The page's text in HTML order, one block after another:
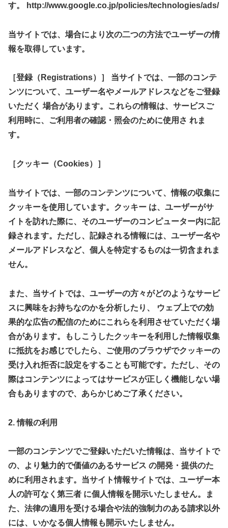
す。 http://www.google.co.jp/policies/technologies/ads/
当サイトでは、場合により次の二つの方法でユーザーの情
報を取得しています。
［登録（Registrations）］ 当サイトでは、一部のコンテ
ンツについて、ユーザー名やメールアドレスなどをご登録
いただく 場合があります。これらの情報は、サービスご
利用時に、ご利用者の確認・照会のために使用さ れま
す。
［クッキー（Cookies）］
当サイトでは、一部のコンテンツについて、情報の収集に
クッキーを使用しています。クッキー は、ユーザーがサ
イトを訪れた際に、そのユーザーのコンピューター内に記
録されます。ただし、記録される情報には、ユーザー名や
メールアドレスなど、個人を特定するものは一切含まれま
せん。
また、当サイトでは、ユーザーの方々がどのようなサービ
スに興味をお持ちなのかを分析したり、 ウェブ上での効
果的な広告の配信のためにこれらを利用させていただく場
合があります。もしこうしたクッキーを利用した情報収集
に抵抗をお感じでしたら、ご使用のブラウザでクッキーの
受け入れ拒否に設定をすることも可能です。ただし、その
際はコンテンツによってはサービスが正しく機能しない場
合もありますので、あらかじめご了承ください。
2. 情報の利用
一部のコンテンツでご登録いただいた情報は、当サイトで
の、より魅力的で価値のあるサービス の開発・提供のた
めに利用されます。当サイト情報サイトでは、ユーザー本
人の許可なく第三者 に個人情報を開示いたしません。ま
た、法律の適用を受ける場合や法的強制力のある請求以外
には、いかなる個人情報も開示いたしません。